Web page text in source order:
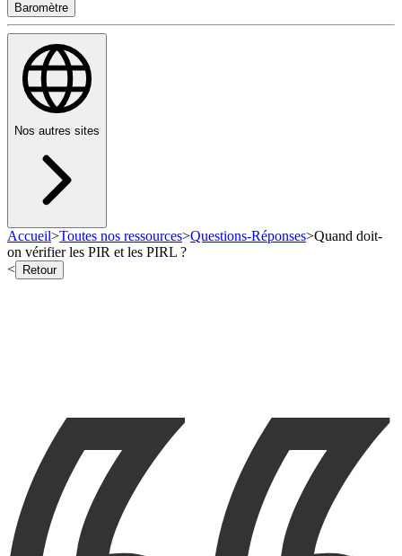
Baromètre
Nos autres sites
Accueil>Toutes nos ressources>Questions-Réponses>Quand doit-
on vérifier les PIR et les PIRL ?
<
Retour